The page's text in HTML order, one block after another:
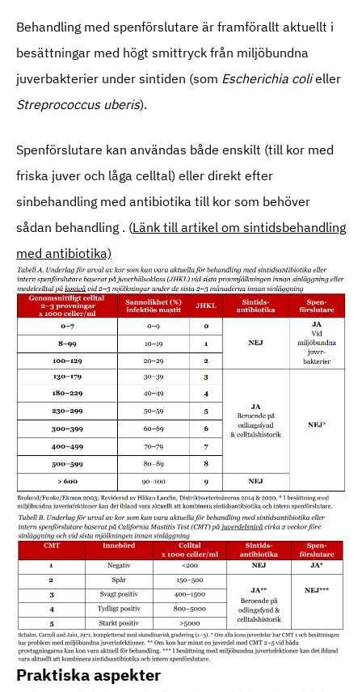
Behandling med spenförslutare är framförallt aktuellt i
besättningar med högt smittryck från miljöbundna
juverbakterier under sintiden (som Escherichia colieller
Streprococcus uberis).
Spenförslutare kan användas både enskilt (till kor med
friska juver och låga celltal) eller direkt efter
sinbehandling med antibiotika till kor som behöver
sådan behandling . (Länk till artikel om sintidsbehandling
med antibiotika)
Praktiska aspekter